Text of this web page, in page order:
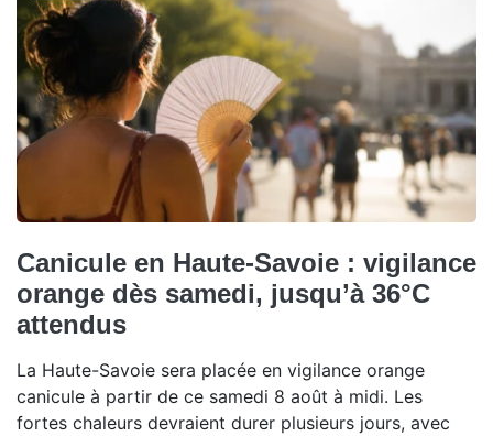
Canicule en Haute-Savoie : vigilance
orange dès samedi, jusqu’à 36°C
attendus
La Haute-Savoie sera placée en vigilance orange
canicule à partir de ce samedi 8 août à midi. Les
fortes chaleurs devraient durer plusieurs jours, avec